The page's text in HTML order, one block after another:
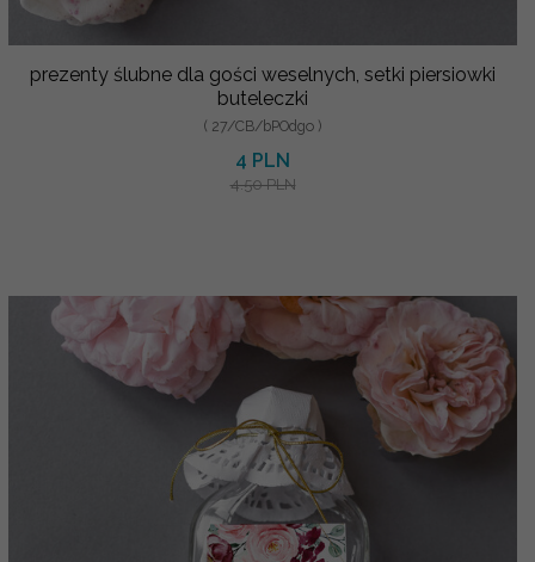
prezenty ślubne dla gości weselnych, setki piersiowki
buteleczki
( 27/CB/bPOdgo )
4 PLN
4.50 PLN